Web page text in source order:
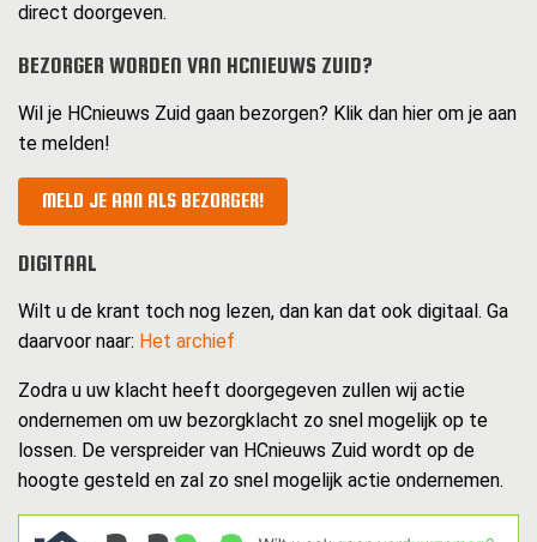
direct doorgeven.
BEZORGER WORDEN VAN HCNIEUWS ZUID?
Wil je HCnieuws Zuid gaan bezorgen? Klik dan hier om je aan
te melden!
MELD JE AAN ALS BEZORGER!
DIGITAAL
Wilt u de krant toch nog lezen, dan kan dat ook digitaal. Ga
daarvoor naar: Het archief
Zodra u uw klacht heeft doorgegeven zullen wij actie
ondernemen om uw bezorgklacht zo snel mogelijk op te
lossen. De verspreider van HCnieuws Zuid wordt op de
hoogte gesteld en zal zo snel mogelijk actie ondernemen.